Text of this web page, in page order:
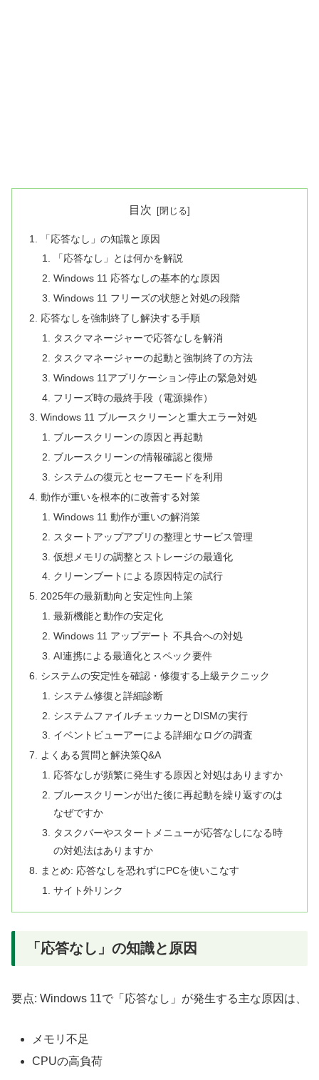
目次
「応答なし」の知識と原因
「応答なし」とは何かを解説
Windows 11 応答なしの基本的な原因
Windows 11 フリーズの状態と対処の段階
応答なしを強制終了し解決する手順
タスクマネージャーで応答なしを解消
タスクマネージャーの起動と強制終了の方法
Windows 11アプリケーション停止の緊急対処
フリーズ時の最終手段（電源操作）
Windows 11 ブルースクリーンと重大エラー対処
ブルースクリーンの原因と再起動
ブルースクリーンの情報確認と復帰
システムの復元とセーフモードを利用
動作が重いを根本的に改善する対策
Windows 11 動作が重いの解消策
スタートアップアプリの整理とサービス管理
仮想メモリの調整とストレージの最適化
クリーンブートによる原因特定の試行
2025年の最新動向と安定性向上策
最新機能と動作の安定化
Windows 11 アップデート 不具合への対処
AI連携による最適化とスペック要件
システムの安定性を確認・修復する上級テクニック
システム修復と詳細診断
システムファイルチェッカーとDISMの実行
イベントビューアーによる詳細なログの調査
よくある質問と解決策Q&A
応答なしが頻繁に発生する原因と対処はありますか
ブルースクリーンが出た後に再起動を繰り返すのは
なぜですか
タスクバーやスタートメニューが応答なしになる時
の対処法はありますか
まとめ: 応答なしを恐れずにPCを使いこなす
サイト外リンク
「応答なし」の知識と原因
要点: Windows 11で「応答なし」が発生する主な原因は、
メモリ不足
CPUの高負荷